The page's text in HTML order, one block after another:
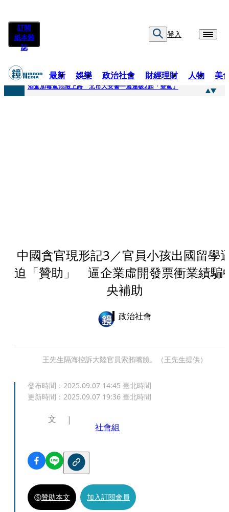
訂閱
紙本雜
誌
登入
最新 娛樂 政治社會 財經理財 人物 美
快訊
酒駕加毒駕危險上路 北市大安警一週連破2起「雙駕」
中國貪官現形記3／官員小孩出國留學
迫「贊助」 逼企業虛開發票衝業績騙
央補助
政治社會
王先生隔海控訴大陸官員索賄嘴臉。（王先生提供）
發布時間： 2025.09.07 14:45 臺北時間
更新時間： 2025.09.07 19:36 臺北時間
文
社會組
贊助本文 加入訂閱會員